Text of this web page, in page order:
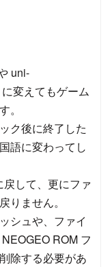
uni-
変えてもゲーム
。
ク後に終了した
語に変わってし
して、更にファ
りません。
シュや、ファイ
ROM フ
除する必要があ